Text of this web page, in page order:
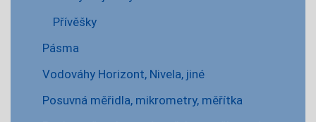
Přívěšky
Pásma
Vodováhy Horizont, Nivela, jiné
Posuvná měřidla, mikrometry, měřítka